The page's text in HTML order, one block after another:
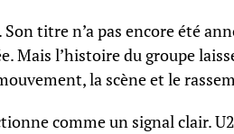
titre n’a pas encore été
Mais l’histoire du groupe
la scène et le
comme un signal clair.